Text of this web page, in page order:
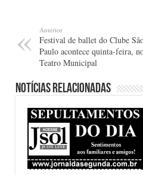
Anterior
Festival de ballet do Clube
Paulo acontece quinta-feira,
Teatro Municipal
Notícias relacionadas